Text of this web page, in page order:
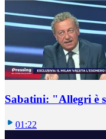
Sabatini: "Allegri è
01:22